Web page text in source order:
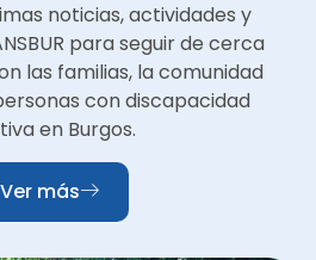
noticias, actividades y
para seguir de cerca
las familias, la comunidad
con discapacidad
en Burgos.
Ver más